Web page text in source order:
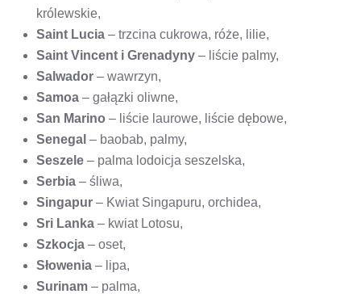
królewskie,
Saint Lucia – trzcina cukrowa, róże, lilie,
Saint Vincent i Grenadyny – liście palmy,
Salwador – wawrzyn,
Samoa – gałązki oliwne,
San Marino – liście laurowe, liście dębowe,
Senegal – baobab, palmy,
Seszele – palma lodoicja seszelska,
Serbia – śliwa,
Singapur – Kwiat Singapuru, orchidea,
Sri Lanka – kwiat Lotosu,
Szkocja – oset,
Słowenia – lipa,
Surinam – palma,